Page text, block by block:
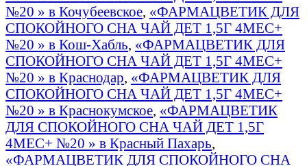
№20 » в Кочубеевское, «ФАРМАЦВЕТИК ДЛЯ
СПОКОЙНОГО СНА ЧАЙ ДЕТ 1,5Г 4МЕС+
№20 » в Кош-Хабль, «ФАРМАЦВЕТИК ДЛЯ
СПОКОЙНОГО СНА ЧАЙ ДЕТ 1,5Г 4МЕС+
№20 » в Краснодар, «ФАРМАЦВЕТИК ДЛЯ
СПОКОЙНОГО СНА ЧАЙ ДЕТ 1,5Г 4МЕС+
№20 » в Краснокумское, «ФАРМАЦВЕТИК
ДЛЯ СПОКОЙНОГО СНА ЧАЙ ДЕТ 1,5Г
4МЕС+ №20 » в Красный Пахарь,
«ФАРМАЦВЕТИК ДЛЯ СПОКОЙНОГО СНА